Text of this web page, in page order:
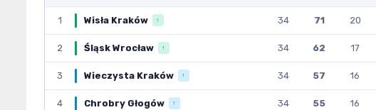
1 Wisła Kraków ↑ 34 71 20
2 Śląsk Wrocław ↑ 34 62 17
3 Wieczysta Kraków ↑ 34 57 16
4 Chrobry Głogów ↑ 34 55 16